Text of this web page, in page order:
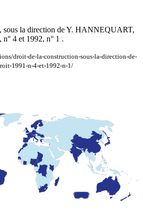
sous la direction de Y. HANNEQUART,
4 et 1992, n° 1 .
droit-de-la-construction-sous-la-direction-de-
1991-n-4-et-1992-n-1/